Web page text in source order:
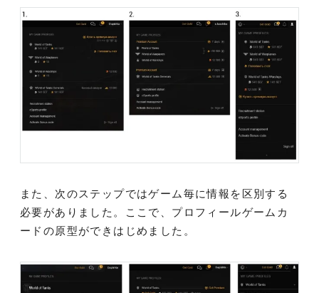
また、次のステップではゲーム毎に情報を区別する
必要がありました。ここで、プロフィールゲームカ
ードの原型ができはじめました。